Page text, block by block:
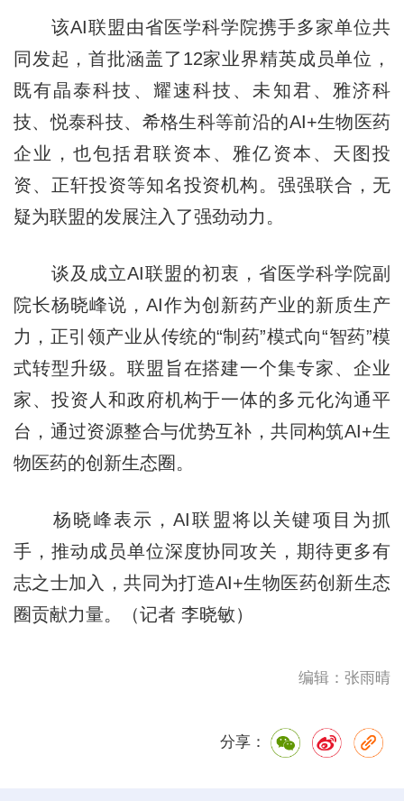
该AI联盟由省医学科学院携手多家单位共
同发起，首批涵盖了12家业界精英成员单位，
既有晶泰科技、耀速科技、未知君、雅济科
技、悦泰科技、希格生科等前沿的AI+生物医药
企业，也包括君联资本、雅亿资本、天图投
资、正轩投资等知名投资机构。强强联合，无
疑为联盟的发展注入了强劲动力。
谈及成立AI联盟的初衷，省医学科学院副
院长杨晓峰说，AI作为创新药产业的新质生产
力，正引领产业从传统的“制药”模式向“智药”模
式转型升级。联盟旨在搭建一个集专家、企业
家、投资人和政府机构于一体的多元化沟通平
台，通过资源整合与优势互补，共同构筑AI+生
物医药的创新生态圈。
杨晓峰表示，AI联盟将以关键项目为抓
手，推动成员单位深度协同攻关，期待更多有
志之士加入，共同为打造AI+生物医药创新生态
圈贡献力量。（记者 李晓敏）
编辑：张雨晴
分享：